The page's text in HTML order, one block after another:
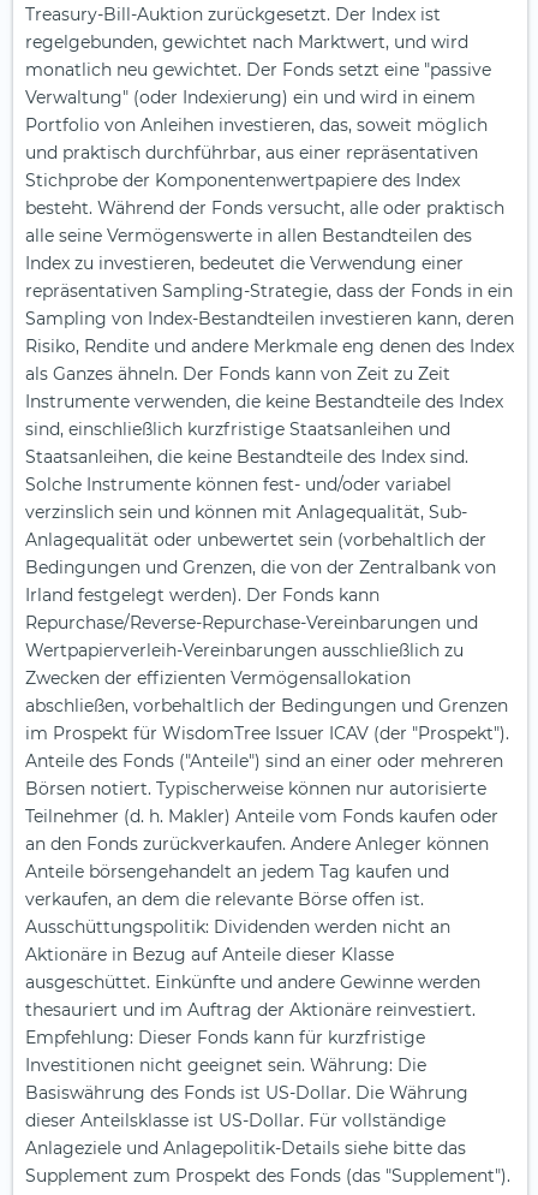
Treasury-Bill-Auktion zurückgesetzt. Der Index ist
regelgebunden, gewichtet nach Marktwert, und wird
monatlich neu gewichtet. Der Fonds setzt eine "passive
Verwaltung" (oder Indexierung) ein und wird in einem
Portfolio von Anleihen investieren, das, soweit möglich
und praktisch durchführbar, aus einer repräsentativen
Stichprobe der Komponentenwertpapiere des Index
besteht. Während der Fonds versucht, alle oder praktisch
alle seine Vermögenswerte in allen Bestandteilen des
Index zu investieren, bedeutet die Verwendung einer
repräsentativen Sampling-Strategie, dass der Fonds in ein
Sampling von Index-Bestandteilen investieren kann, deren
Risiko, Rendite und andere Merkmale eng denen des Index
als Ganzes ähneln. Der Fonds kann von Zeit zu Zeit
Instrumente verwenden, die keine Bestandteile des Index
sind, einschließlich kurzfristige Staatsanleihen und
Staatsanleihen, die keine Bestandteile des Index sind.
Solche Instrumente können fest- und/oder variabel
verzinslich sein und können mit Anlagequalität, Sub-
Anlagequalität oder unbewertet sein (vorbehaltlich der
Bedingungen und Grenzen, die von der Zentralbank von
Irland festgelegt werden). Der Fonds kann
Repurchase/Reverse-Repurchase-Vereinbarungen und
Wertpapierverleih-Vereinbarungen ausschließlich zu
Zwecken der effizienten Vermögensallokation
abschließen, vorbehaltlich der Bedingungen und Grenzen
im Prospekt für WisdomTree Issuer ICAV (der "Prospekt").
Anteile des Fonds ("Anteile") sind an einer oder mehreren
Börsen notiert. Typischerweise können nur autorisierte
Teilnehmer (d. h. Makler) Anteile vom Fonds kaufen oder
an den Fonds zurückverkaufen. Andere Anleger können
Anteile börsengehandelt an jedem Tag kaufen und
verkaufen, an dem die relevante Börse offen ist.
Ausschüttungspolitik: Dividenden werden nicht an
Aktionäre in Bezug auf Anteile dieser Klasse
ausgeschüttet. Einkünfte und andere Gewinne werden
thesauriert und im Auftrag der Aktionäre reinvestiert.
Empfehlung: Dieser Fonds kann für kurzfristige
Investitionen nicht geeignet sein. Währung: Die
Basiswährung des Fonds ist US-Dollar. Die Währung
dieser Anteilsklasse ist US-Dollar. Für vollständige
Anlageziele und Anlagepolitik-Details siehe bitte das
Supplement zum Prospekt des Fonds (das "Supplement").